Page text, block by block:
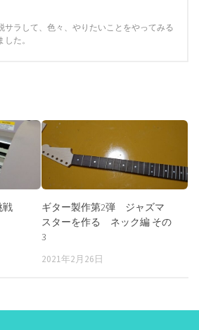
サラして、色々、やりたいことをやってみる
した。
戦
ギター製作第2弾 ジャズマ
スターを作る ネック編 その
3
2021年2月26日